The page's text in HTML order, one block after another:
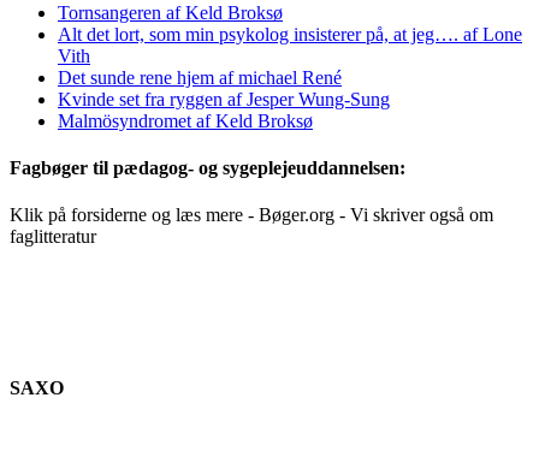
Tornsangeren af Keld Broksø
Alt det lort, som min psykolog insisterer på, at jeg…. af Lone
Vith
Det sunde rene hjem af michael René
Kvinde set fra ryggen af Jesper Wung-Sung
Malmösyndromet af Keld Broksø
Fagbøger til pædagog- og sygeplejeuddannelsen:
Klik på forsiderne og læs mere - Bøger.org - Vi skriver også om
faglitteratur
SAXO